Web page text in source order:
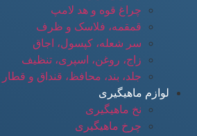
چراغ قوه و هد لامپ
قمقمه، فلاسک و ظرف
سر شعله، کپسول، اجاق
زاج، روغن، اسپری، تنظیف
جلد، بند، محافظ، قنداق و قطار
لوازم ماهیگیری
نخ ماهیگیری
چرخ ماهیگیری